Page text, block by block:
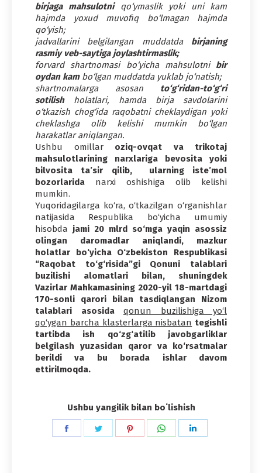
birjaga mahsulotniqo‘ymaslik yoki uni kam
hajmda yoxud muvofiq bo‘lmagan hajmda
qo‘yish;
jadvallarini belgilangan muddatda birjaning
rasmiy veb-saytiga joylashtirmaslik;
forvard shartnomasi bo‘yicha mahsulotni bir
oydan kambo‘lgan muddatda yuklab jo‘natish;
shartnomalarga asosan to‘g‘ridan-to‘g‘ri
sotilishholatlari, hamda birja savdolarini
o‘tkazish chog‘ida raqobatni cheklaydigan yoki
cheklashga olib kelishi mumkin bo‘lgan
harakatlar aniqlangan.
Ushbu omillar oziq-ovqat va trikotaj
mahsulotlarining narxlariga bevosita yoki
bilvosita ta’sir qilib, ularning iste’mol
bozorlarida narxi oshishiga olib kelishi
mumkin.
Yuqoridagilarga ko‘ra, o‘tkazilgan o‘rganishlar
natijasida Respublika bo‘yicha umumiy
hisobda jami 20 mlrd so‘mga yaqin asossiz
olingan daromadlar aniqlandi, mazkur
holatlar bo‘yicha O‘zbekiston Respublikasi
“Raqobat to‘g‘risida”gi Qonuni talablari
buzilishi alomatlari bilan, shuningdek
Vazirlar Mahkamasining 2020-yil 18-martdagi
170-sonli qarori bilan tasdiqlangan Nizom
talablari asosida
qonun buzilishiga yo‘l
qo‘ygan barcha klasterlarga nisbatan tegishli
tartibda ish qo‘zg‘atilib javobgarliklar
belgilash yuzasidan qaror va ko‘rsatmalar
berildi va bu borada ishlar davom
ettirilmoqda.
Ushbu yangilik bilan boʻlishish
Share
Share
Share
Share